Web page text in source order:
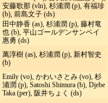
安藤歌那 (vln), 杉浦潤 (p), 有福珍
(b), 前島文子 (ds)
田中静香 (as), 杉浦潤 (p), 藤村竜
也 (b), 平山ゴールデンサンペイ
惠勇 (ds)
萬淳樹 (as), 杉浦潤 (p), 新村智史
(b)
Emily (vo), かわいさとみ (vo), 杉
浦潤 (p), Satoshi Shimura (b), Djebe
Taka (per), 阪井ちょく (ds)